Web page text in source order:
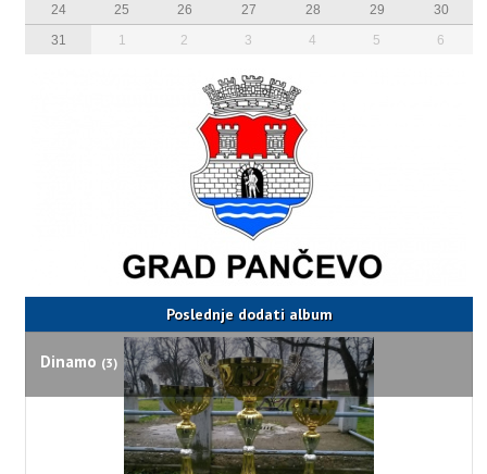
24
25 26 27 28 29
30
31
1 2 3 4 5 6
Poslednje dodati album
Dinamo (3)